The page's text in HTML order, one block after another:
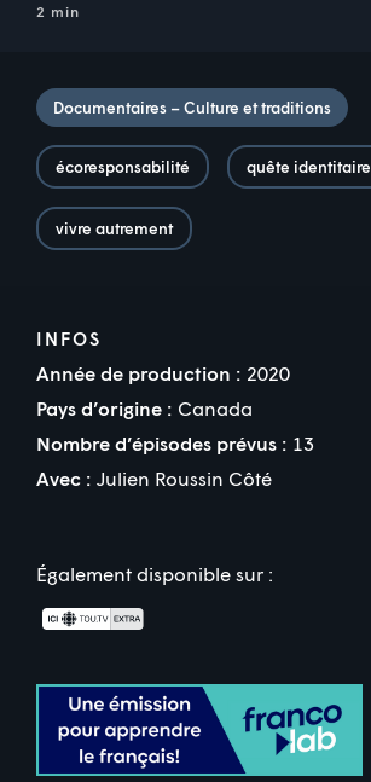
2 min
Documentaires – Culture et traditions
écoresponsabilité quête identitaire
vivre autrement
INFOS
Année de production : 2020
Pays d’origine : Canada
Nombre d’épisodes prévus : 13
Avec : Julien Roussin Côté
Également disponible sur :